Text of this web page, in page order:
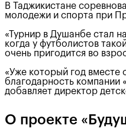
В Таджикистане
молодежи и спорта при
«Турнир в Душанбе стал
когда у футболистов
очень пригодится во
«Уже который год
благодарность компании
добавляет директор
О проекте